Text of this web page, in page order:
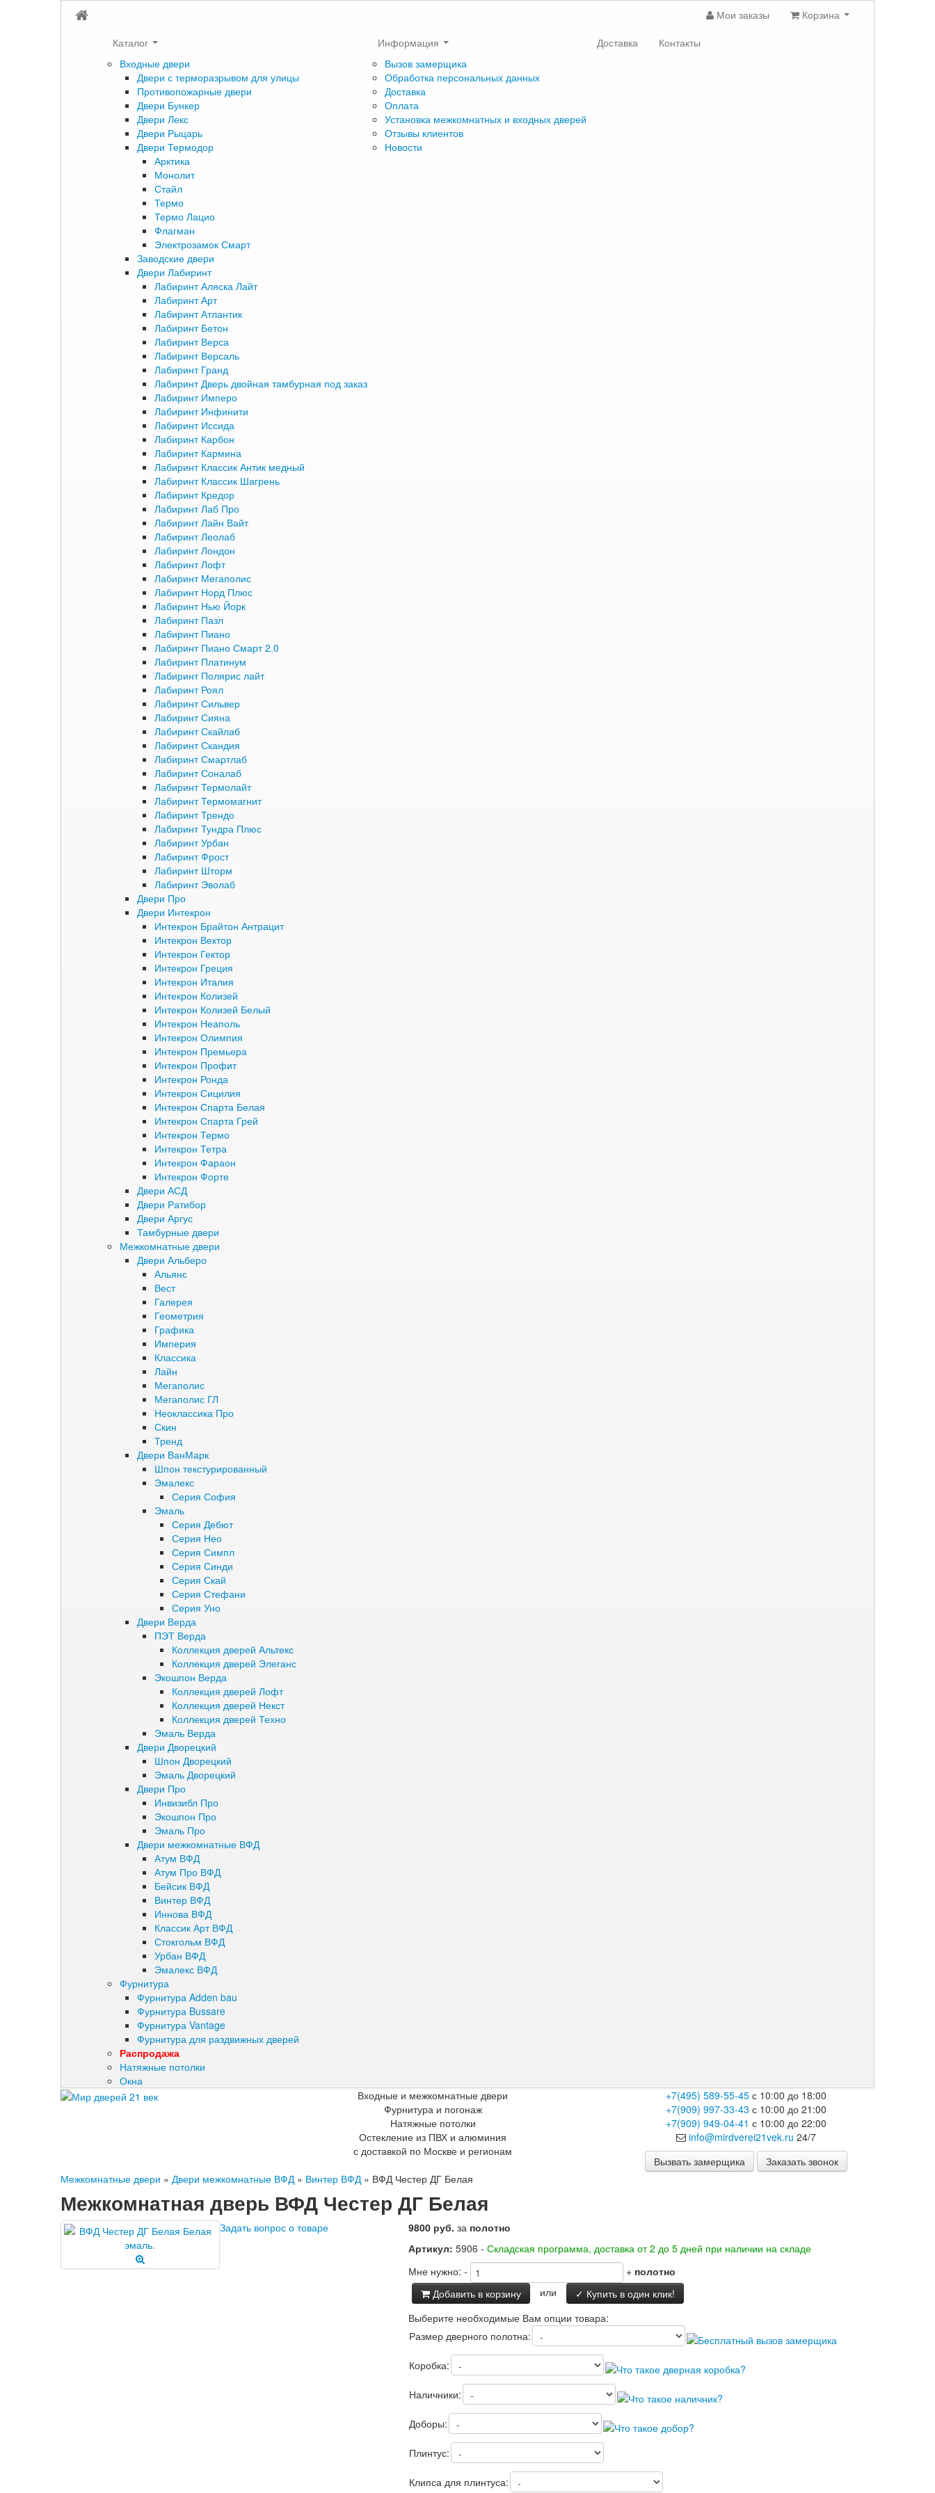
Мои заказы
Корзина
Каталог
Входные двери
Двери с терморазрывом для улицы
Противопожарные двери
Двери Бункер
Двери Лекс
Двери Рыцарь
Двери Термодор
Арктика
Монолит
Стайл
Термо
Термо Лацио
Флагман
Электрозамок Смарт
Заводские двери
Двери Лабиринт
Лабиринт Аляска Лайт
Лабиринт Арт
Лабиринт Атлантик
Лабиринт Бетон
Лабиринт Верса
Лабиринт Версаль
Лабиринт Гранд
Лабиринт Дверь двойная тамбурная под заказ
Лабиринт Имперо
Лабиринт Инфинити
Лабиринт Иссида
Лабиринт Карбон
Лабиринт Кармина
Лабиринт Классик Антик медный
Лабиринт Классик Шагрень
Лабиринт Кредор
Лабиринт Лаб Про
Лабиринт Лайн Вайт
Лабиринт Леолаб
Лабиринт Лондон
Лабиринт Лофт
Лабиринт Мегаполис
Лабиринт Норд Плюс
Лабиринт Нью Йорк
Лабиринт Пазл
Лабиринт Пиано
Лабиринт Пиано Смарт 2.0
Лабиринт Платинум
Лабиринт Полярис лайт
Лабиринт Роял
Лабиринт Сильвер
Лабиринт Сияна
Лабиринт Скайлаб
Лабиринт Скандия
Лабиринт Смартлаб
Лабиринт Соналаб
Лабиринт Термолайт
Лабиринт Термомагнит
Лабиринт Трендо
Лабиринт Тундра Плюс
Лабиринт Урбан
Лабиринт Фрост
Лабиринт Шторм
Лабиринт Эволаб
Двери Про
Двери Интекрон
Интекрон Брайтон Антрацит
Интекрон Вектор
Интекрон Гектор
Интекрон Греция
Интекрон Италия
Интекрон Колизей
Интекрон Колизей Белый
Интекрон Неаполь
Интекрон Олимпия
Интекрон Премьера
Интекрон Профит
Интекрон Ронда
Интекрон Сицилия
Интекрон Спарта Белая
Интекрон Спарта Грей
Интекрон Термо
Интекрон Тетра
Интекрон Фараон
Интекрон Форте
Двери АСД
Двери Ратибор
Двери Аргус
Тамбурные двери
Межкомнатные двери
Двери Альберо
Альянс
Вест
Галерея
Геометрия
Графика
Империя
Классика
Лайн
Мегаполис
Мегаполис ГЛ
Неоклассика Про
Скин
Тренд
Двери ВанМарк
Шпон текстурированный
Эмалекс
Серия София
Эмаль
Серия Дебют
Серия Нео
Серия Симпл
Серия Синди
Серия Скай
Серия Стефани
Серия Уно
Двери Верда
ПЭТ Верда
Коллекция дверей Альтекс
Коллекция дверей Элеганс
Экошпон Верда
Коллекция дверей Лофт
Коллекция дверей Некст
Коллекция дверей Техно
Эмаль Верда
Двери Дворецкий
Шпон Дворецкий
Эмаль Дворецкий
Двери Про
Инвизибл Про
Экошпон Про
Эмаль Про
Двери межкомнатные ВФД
Атум ВФД
Атум Про ВФД
Бейсик ВФД
Винтер ВФД
Иннова ВФД
Классик Арт ВФД
Стокгольм ВФД
Урбан ВФД
Эмалекс ВФД
Фурнитура
Фурнитура Adden bau
Фурнитура Bussare
Фурнитура Vantage
Фурнитура для раздвижных дверей
Распродажа
Натяжные потолки
Окна
Информация
Вызов замерщика
Обработка персональных данных
Доставка
Оплата
Установка межкомнатных и входных дверей
Отзывы клиентов
Новости
Доставка Контакты
Входные и межкомнатные двери
Фурнитура и погонаж
Натяжные потолки
Остекление из ПВХ и алюминия
с доставкой по Москве и регионам
+7(495) 589-55-45с 10:00 до 18:00
+7(909) 997-33-43 с 10:00 до 21:00
+7(909) 949-04-41 с 10:00 до 22:00
info@mirdverei21vek.ru 24/7
Вызвать замерщика
Заказать звонок
Межкомнатные двери » Двери межкомнатные ВФД» Винтер ВФД» ВФД Честер ДГ Белая
Межкомнатная дверь ВФД Честер ДГ Белая
Задать вопрос о товаре 9800 руб. за полотно
Артикул: 5906 - Складская программа, доставка от 2 до 5 дней при наличии на складе
Мне нужно: - + полотно
Добавить в корзину
или
✓ Купить в один клик!
Выберите необходимые Вам опции товара:
Размер дверного полотна:
Коробка:
Наличники:
Доборы:
Плинтус:
Клипса для плинтуса: